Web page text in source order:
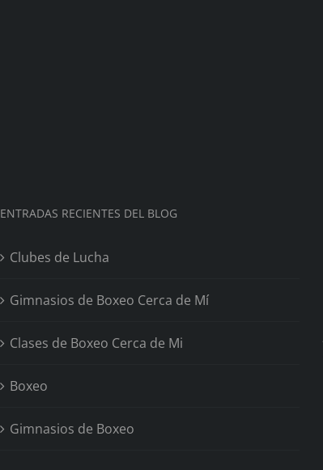
ENTRADAS RECIENTES DEL BLOG
Clubes de Lucha
Gimnasios de Boxeo Cerca de Mí
Clases de Boxeo Cerca de Mi
Boxeo
Gimnasios de Boxeo